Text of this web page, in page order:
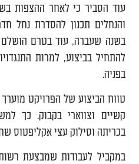
בשנה שעברה, עוד בטרם הושלם
להתחיל בביצוע, למרות
בפניה.
קשיים וצווארי בקבוק. כך
בכריתה וסילוק עצי אקליפטוס
במקביל לעבודות שמבצעת